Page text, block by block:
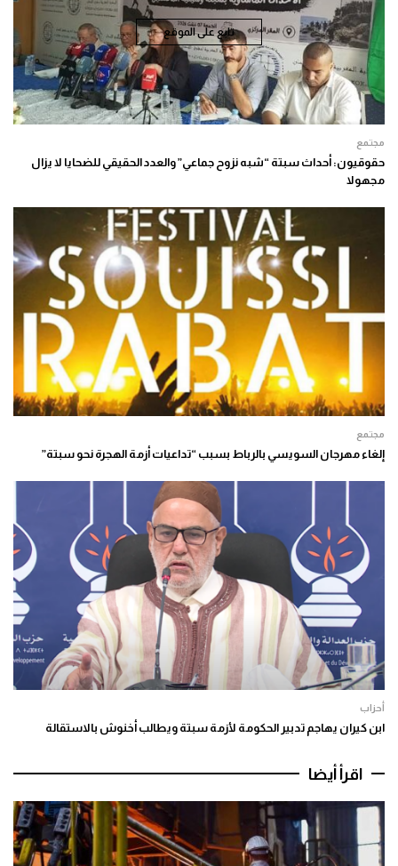
تابع على الموقع
مجتمع
حقوقيون: أحداث سبتة “شبه نزوح جماعي” والعدد الحقيقي للضحايا لا يزال
مجهولا
مجتمع
إلغاء مهرجان السويسي بالرباط بسبب “تداعيات أزمة الهجرة نحو سبتة”
أحزاب
ابن كيران يهاجم تدبير الحكومة لأزمة سبتة ويطالب أخنوش بالاستقالة
اقرأ أيضا